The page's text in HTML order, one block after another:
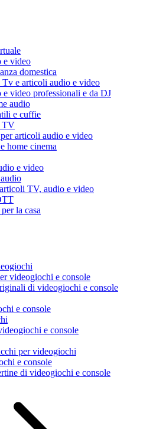
e video
domestica
e articoli audio e video
video professionali e da DJ
audio
e cuffie
TV
articoli audio e video
home cinema
e video
TV, audio e video
la casa
videogiochi e console
di videogiochi e console
e console
e console
per videogiochi
e console
di videogiochi e console